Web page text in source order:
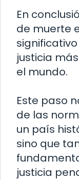
En
de muerte
justicia
el mundo.
Este paso
de las
un país
sino que
justicia